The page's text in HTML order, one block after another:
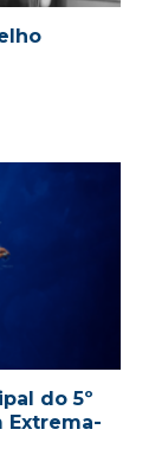
do 5º
Extrema-